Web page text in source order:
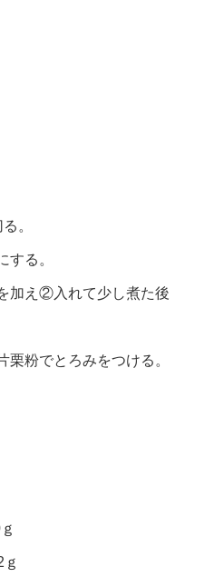
。
る。
加え②入れて少し煮た後
粉でとろみをつける。